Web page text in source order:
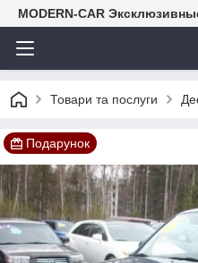
MODERN-CAR
Товари та послуги
Подарунок